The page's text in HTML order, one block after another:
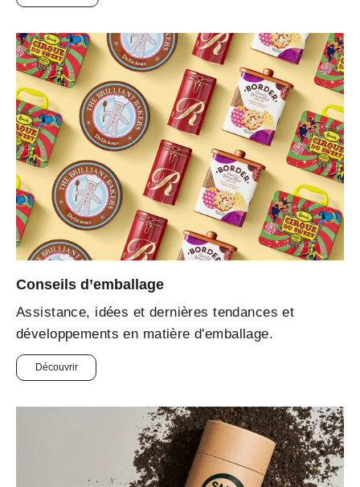
Conseils d’emballage
Assistance, idées et dernières tendances et
développements en matière d'emballage.
Découvrir